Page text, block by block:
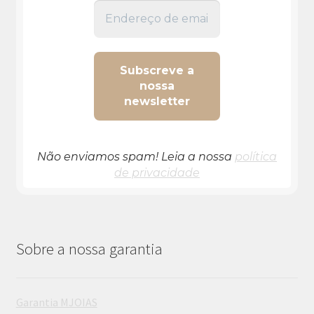
Não enviamos spam! Leia a nossa política
de privacidade
Sobre a nossa garantia
Garantia MJOIAS